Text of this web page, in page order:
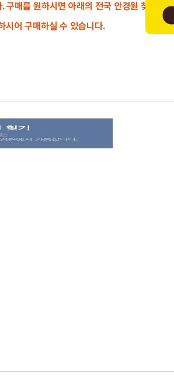
구매를 원하시면 아래의 전국 안경원 찾기에서
시어 구매하실 수 있습니다.